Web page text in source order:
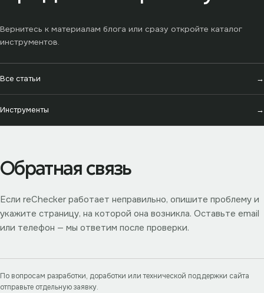
Вернитесь к материалам блога или сразу откройте каталог
инструментов.
Все статьи →
Инструменты →
Обратная связь
Если reChecker работает неправильно, опишите проблему и
укажите страницу, на которой она возникла. Оставьте email
или телефон — мы ответим после проверки.
По вопросам разработки, доработки или технической поддержки сайта
отправьте отдельную заявку.